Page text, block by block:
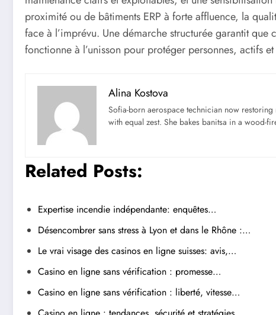
proximité ou de bâtiments ERP à forte affluence, la
face à l’imprévu. Une démarche structurée garantit
fonctionne à l’unisson pour protéger personnes, actifs
Alina Kostova
Sofia-born aerospace technician now
with equal zest. She bakes banitsa in a wood-
Related Posts:
Expertise incendie indépendante: enquêtes…
Désencombrer sans stress à Lyon et dans le Rhône :…
Le vrai visage des casinos en ligne suisses: avis,…
Casino en ligne sans vérification : promesse…
Casino en ligne sans vérification : liberté, vitesse…